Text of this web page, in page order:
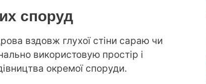
споруд
вздовж глухої стіни сараю чи
використовую простір і
окремої споруди.